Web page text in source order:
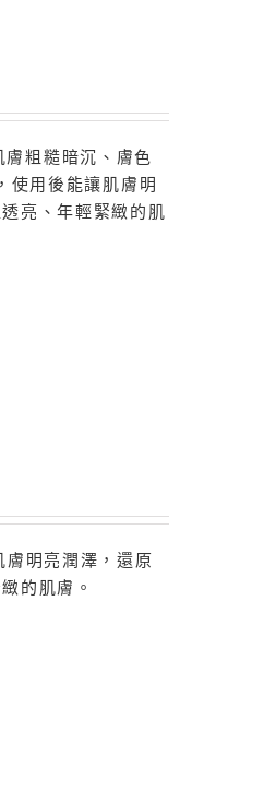
粗糙暗沉、膚色
使用後能讓肌膚明
亮、年輕緊緻的肌
明亮潤澤，還原
的肌膚。